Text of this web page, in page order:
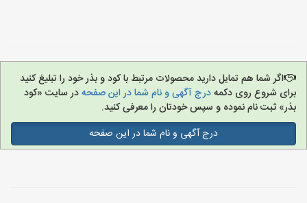
اگر شما هم تمایل دارید محصولات مرتبط با کود و بذر خود را تبلیغ کنید
برای شروع روی دکمهدرج آگهی و نام شما در این صفحهدر سایت «کود
بذر» ثبت نام نموده و سپس خودتان را معرفی کنید.
درج آگهی و نام شما در این صفحه